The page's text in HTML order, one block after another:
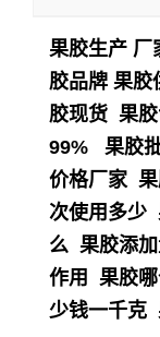
果胶生产
胶品牌 果
胶现货 果
99% 果胶
价格厂家
次使用多少
么 果胶添
作用 果胶
少钱一千克